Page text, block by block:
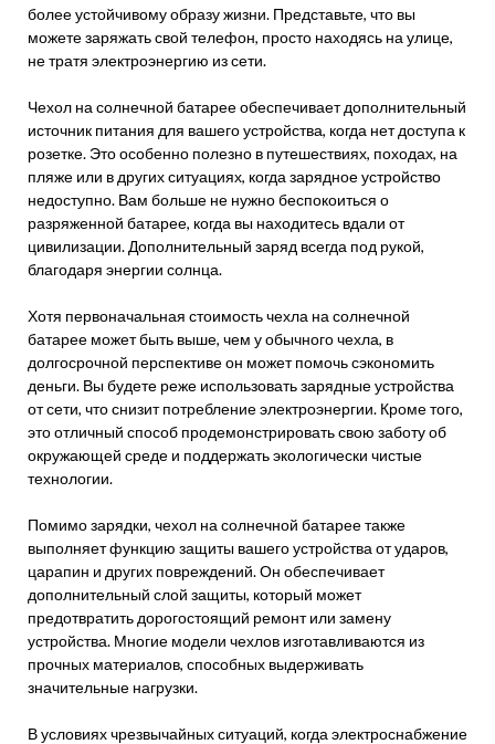
более устойчивому образу жизни. Представьте, что вы
можете заряжать свой телефон, просто находясь на улице,
не тратя электроэнергию из сети.
Чехол на солнечной батарее обеспечивает дополнительный
источник питания для вашего устройства, когда нет доступа к
розетке. Это особенно полезно в путешествиях, походах, на
пляже или в других ситуациях, когда зарядное устройство
недоступно. Вам больше не нужно беспокоиться о
разряженной батарее, когда вы находитесь вдали от
цивилизации. Дополнительный заряд всегда под рукой,
благодаря энергии солнца.
Хотя первоначальная стоимость чехла на солнечной
батарее может быть выше, чем у обычного чехла, в
долгосрочной перспективе он может помочь сэкономить
деньги. Вы будете реже использовать зарядные устройства
от сети, что снизит потребление электроэнергии. Кроме того,
это отличный способ продемонстрировать свою заботу об
окружающей среде и поддержать экологически чистые
технологии.
Помимо зарядки, чехол на солнечной батарее также
выполняет функцию защиты вашего устройства от ударов,
царапин и других повреждений. Он обеспечивает
дополнительный слой защиты, который может
предотвратить дорогостоящий ремонт или замену
устройства. Многие модели чехлов изготавливаются из
прочных материалов, способных выдерживать
значительные нагрузки.
В условиях чрезвычайных ситуаций, когда электроснабжение